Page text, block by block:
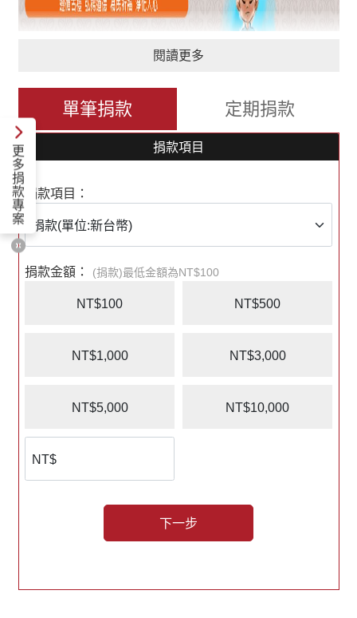
閱讀更多
單筆捐款 定期捐款
捐款項目
捐款項目：
捐款金額： (捐款)最低金額為NT$100
NT$100 NT$500
NT$1,000 NT$3,000
NT$5,000 NT$10,000
下一步
更
多
捐
款
專
案